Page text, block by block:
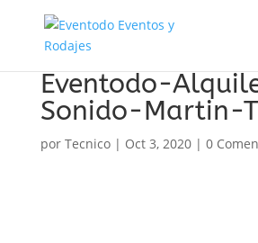
Eventodo-
Sonido-Martin-
por Tecnico| Oct 3, 2020| 0